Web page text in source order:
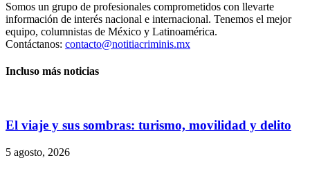
Somos un grupo de profesionales comprometidos con llevarte
información de interés nacional e internacional. Tenemos el mejor
equipo, columnistas de México y Latinoamérica.
Contáctanos: contacto@notitiacriminis.mx
Incluso más noticias
El viaje y sus sombras: turismo, movilidad y delito
5 agosto, 2026